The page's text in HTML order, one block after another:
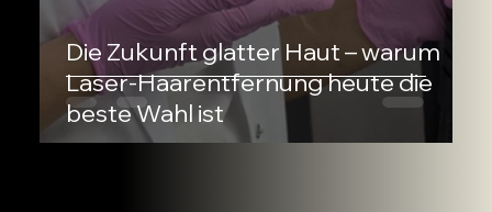
Die Zukunft glatter Haut – warum
Laser-Haarentfernung heute die
beste Wahl ist